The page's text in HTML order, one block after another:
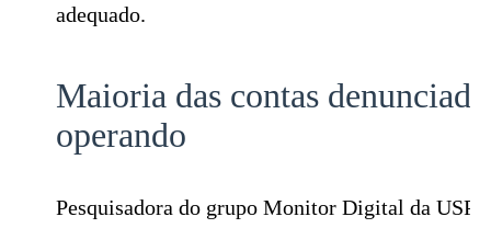
adequado.
Maioria das contas
operando
Pesquisadora do grupo Monitor Digital da USP,